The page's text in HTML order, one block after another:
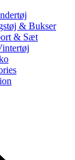
& Bukser
& Sæt